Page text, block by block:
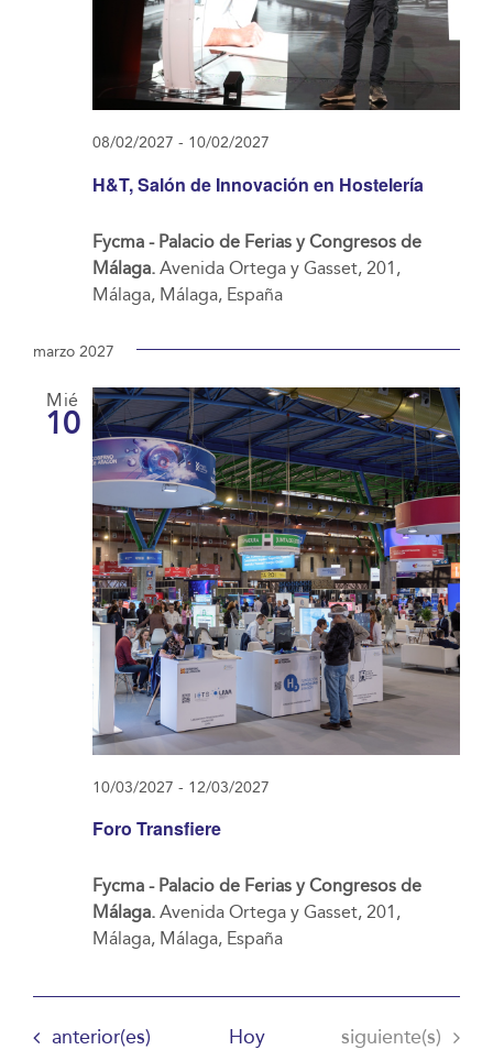
H&T, Salón de Innovación en Hostelería
08/02/2027 - 10/02/2027
Fycma - Palacio de Ferias y Congresos de
Málaga. Avenida Ortega y Gasset, 201,
Málaga, Málaga, España
marzo 2027
Mié
10
Foro Transfiere
10/03/2027 - 12/03/2027
Fycma - Palacio de Ferias y Congresos de
Málaga. Avenida Ortega y Gasset, 201,
Málaga, Málaga, España
Eventos
anterior(es) Hoy Eventos
siguiente(s)